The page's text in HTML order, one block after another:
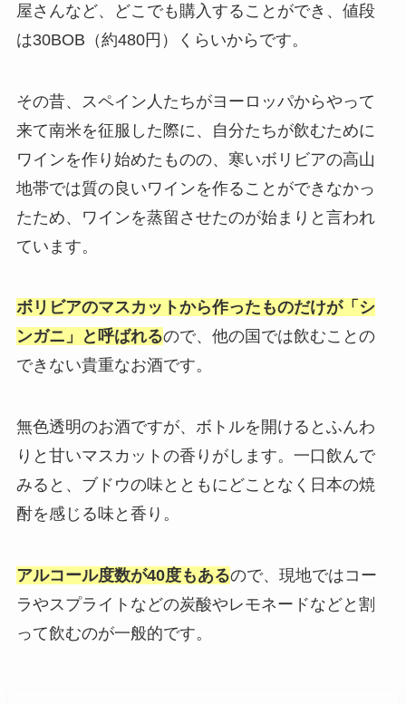
屋さんなど、どこでも購入することができ、値段
は30BOB（約480円）くらいからです。
その昔、スペイン人たちがヨーロッパからやって
来て南米を征服した際に、自分たちが飲むために
ワインを作り始めたものの、寒いボリビアの高山
地帯では質の良いワインを作ることができなかっ
たため、ワインを蒸留させたのが始まりと言われ
ています。
ボリビアのマスカットから作ったものだけが「シ
ンガニ」と呼ばれるので、他の国では飲むことの
できない貴重なお酒です。
無色透明のお酒ですが、ボトルを開けるとふんわ
りと甘いマスカットの香りがします。一口飲んで
みると、ブドウの味とともにどことなく日本の焼
酎を感じる味と香り。
アルコール度数が40度もあるので、現地ではコー
ラやスプライトなどの炭酸やレモネードなどと割
って飲むのが一般的です。